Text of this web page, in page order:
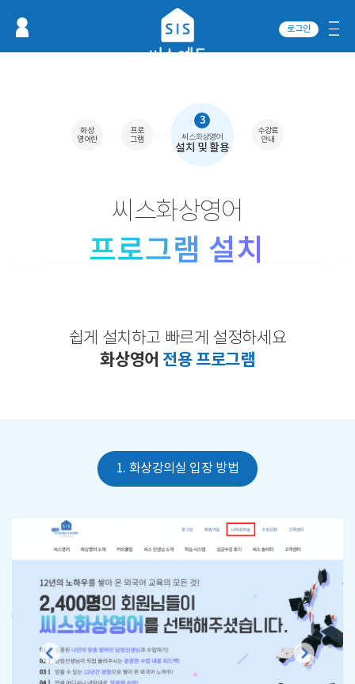
로그인
화상
영어란
프로
그램
3
씨스화상영어
설치 및 활용
수강료
안내
씨스화상영어
쉽게 설치하고 빠르게 설정하세요
화상영어 전용 프로그램
1. 화상강의실 입장 방법